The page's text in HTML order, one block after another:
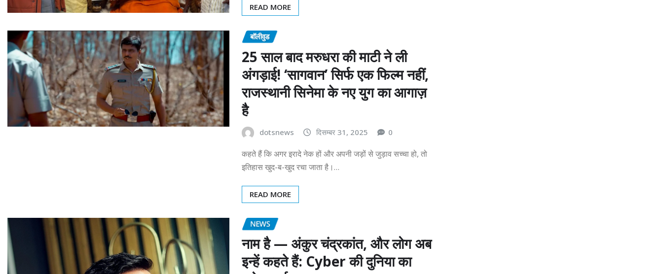
READ MORE
बॉलीवुड
25 साल बाद मरुधरा की माटी ने ली
अंगड़ाई! ‘सागवान’ सिर्फ एक फिल्म नहीं,
राजस्थानी सिनेमा के नए युग का आगाज़
है
dotsnews दिसम्बर 31, 2025 0
कहते हैं कि अगर इरादे नेक हों और अपनी जड़ों से जुड़ाव सच्चा हो, तो
इतिहास खुद-ब-खुद रचा जाता है।…
READ MORE
NEWS
नाम है — अंकुर चंद्रकांत, और लोग अब
इन्हें कहते हैं: Cyber की दुनिया का